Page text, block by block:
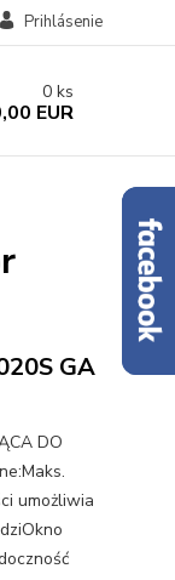
Prihlásenie
0 ks
EUR
GA
DO
umożliwia